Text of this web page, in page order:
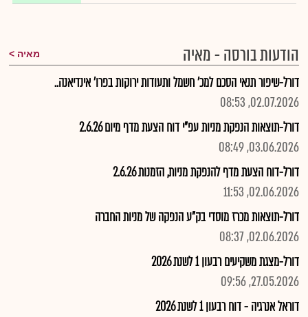
הודעות בורסה - מאיה מאיה
דורל-שיפור תנאי הסכם למכ' חשמל ותעודות ירוקות בפרו' אינדיאנה..
02.07.2026, 08:53
דורל-תוצאות הנפקת מניות עפ"י דוח הצעת מדף מיום 2.6.26
03.06.2026, 08:49
דורל-דוח הצעת מדף להנפקת מניות, הזמנות 2.6.26
02.06.2026, 11:53
דורל-תוצאות מכרז מוסדי בק"ע הנפקה של מניות החברה
02.06.2026, 08:37
דורל-מצגת משקיעים רבעון 1 לשנת 2026
27.05.2026, 09:56
דוראל אנרגיה - דוח רבעון 1 לשנת 2026